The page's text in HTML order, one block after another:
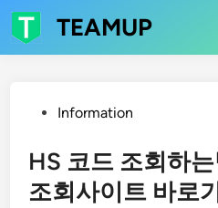
Skip
to
content
TEAMUP
PostedInformation
HS 코드 조회하
조회사이트 바로